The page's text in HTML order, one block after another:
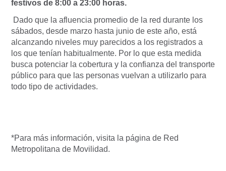
festivos de 8:00 a 23:00 horas.
Dado que la afluencia promedio de la red durante los
sábados, desde marzo hasta junio de este año, está
alcanzando niveles muy parecidos a los registrados a
los que tenían habitualmente. Por lo que esta medida
busca potenciar la cobertura y la confianza del transporte
público para que las personas vuelvan a utilizarlo para
todo tipo de actividades.
*Para más información, visita la página de Red
Metropolitana de Movilidad.